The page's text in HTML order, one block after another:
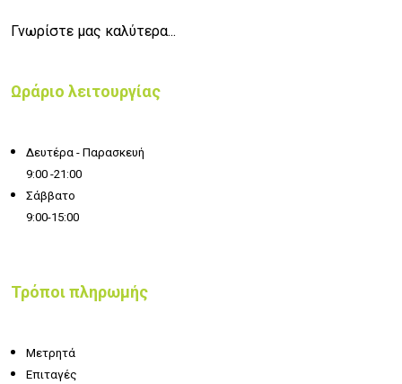
Γνωρίστε μας καλύτερα...
Ωράριο λειτουργίας
Δευτέρα - Παρασκευή
9:00 -21:00
Σάββατο
9:00-15:00
Τρόποι πληρωμής
Μετρητά
Επιταγές